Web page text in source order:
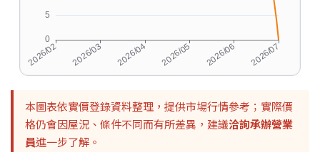
本圖表依實價登錄資料整理，提供市場行情參考；實際價
格仍會因屋況、條件不同而有所差異，建議洽詢承辦營業
員進一步了解。